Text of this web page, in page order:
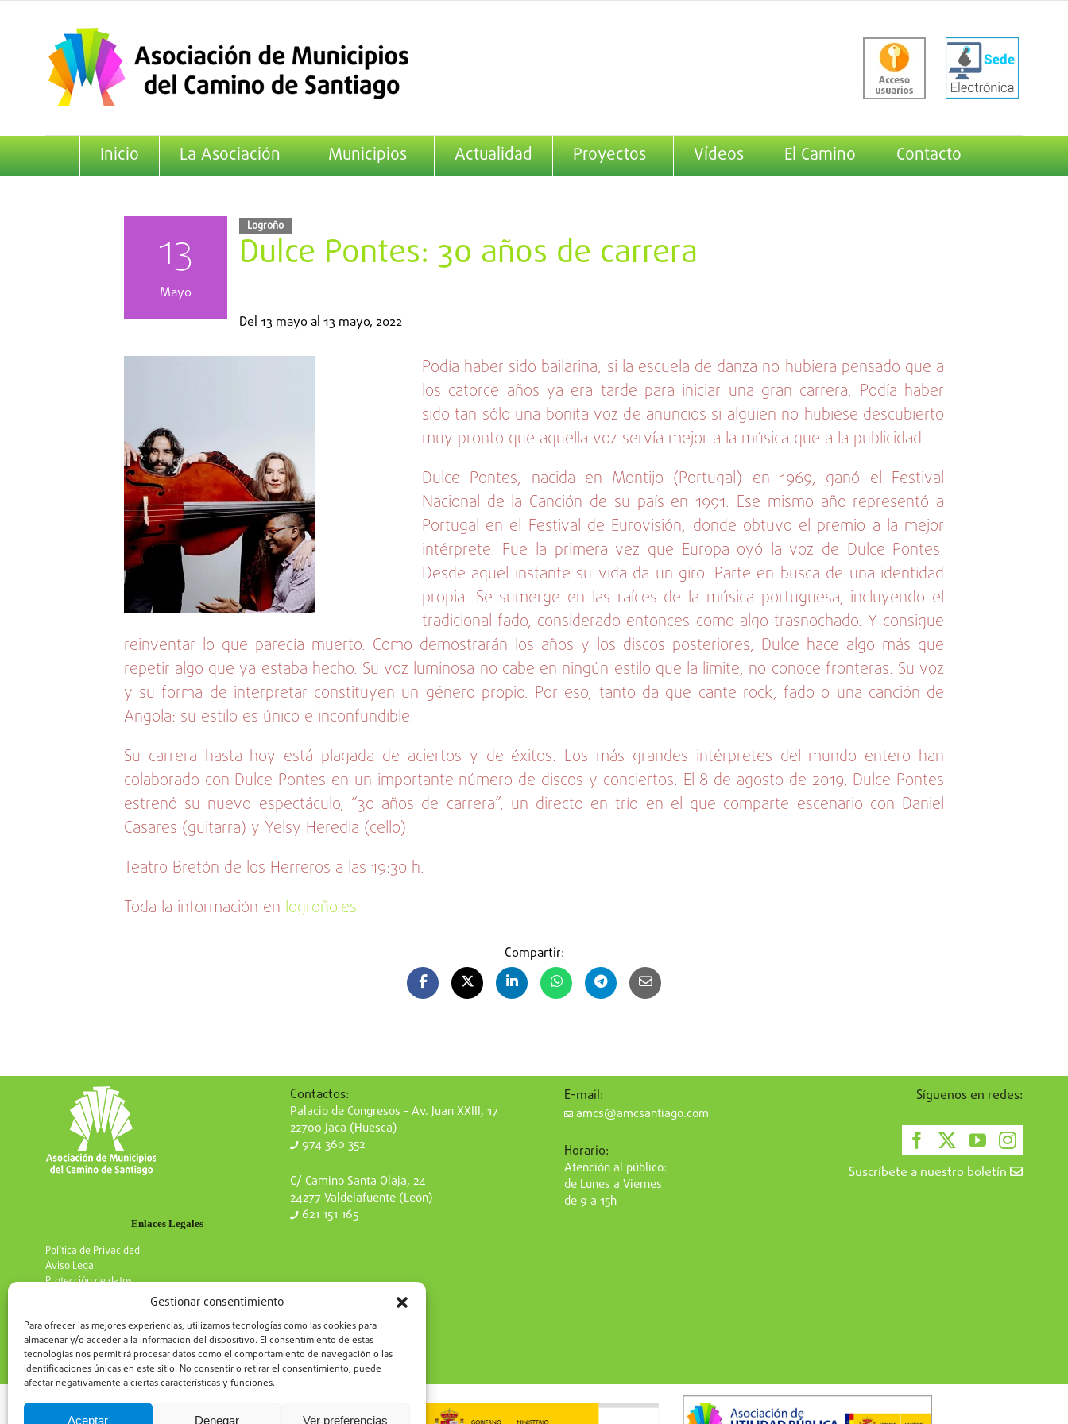
Gestionar consentimiento
Para ofrecer las mejores experiencias, utilizamos tecnologías como las cookies para
almacenar y/o acceder a la información del dispositivo. El consentimiento de estas
tecnologías nos permitirá procesar datos como el comportamiento de navegación o las
identificaciones únicas en este sitio. No consentir o retirar el consentimiento, puede
afectar negativamente a ciertas características y funciones.
Aceptar Denegar Ver preferencias
contenido
Inicio La Asociación Municipios Actualidad Proyectos Vídeos El Camino Contacto
13
Mayo
Logroño
Dulce Pontes: 30 años de carrera
Del 13 mayo al 13 mayo, 2022
Podía haber sido bailarina, si la escuela de danza no hubiera pensado que a
los catorce años ya era tarde para iniciar una gran carrera. Podía haber
sido tan sólo una bonita voz de anuncios si alguien no hubiese descubierto
muy pronto que aquella voz servía mejor a la música que a la publicidad.
Dulce Pontes, nacida en Montijo (Portugal) en 1969, ganó el Festival
Nacional de la Canción de su país en 1991. Ese mismo año representó a
Portugal en el Festival de Eurovisión, donde obtuvo el premio a la mejor
intérprete. Fue la primera vez que Europa oyó la voz de Dulce Pontes.
Desde aquel instante su vida da un giro. Parte en busca de una identidad
propia. Se sumerge en las raíces de la música portuguesa, incluyendo el
tradicional fado, considerado entonces como algo trasnochado. Y consigue
reinventar lo que parecía muerto. Como demostrarán los años y los discos posteriores, Dulce hace algo más que
repetir algo que ya estaba hecho. Su voz luminosa no cabe en ningún estilo que la limite, no conoce fronteras. Su voz
y su forma de interpretar constituyen un género propio. Por eso, tanto da que cante rock, fado o una canción de
Angola: su estilo es único e inconfundible.
Su carrera hasta hoy está plagada de aciertos y de éxitos. Los más grandes intérpretes del mundo entero han
colaborado con Dulce Pontes en un importante número de discos y conciertos. El 8 de agosto de 2019, Dulce Pontes
estrenó su nuevo espectáculo, “30 años de carrera”, un directo en trío en el que comparte escenario con Daniel
Casares (guitarra) y Yelsy Heredia (cello).
Teatro Bretón de los Herreros a las 19:30 h.
Toda la información en logroño.es
Compartir:
Enlaces Legales
Política de Privacidad
Aviso Legal
Protección de datos
Contactos:
Palacio de Congresos – Av. Juan XXIII, 17
22700 Jaca (Huesca)
974 360 352
C/ Camino Santa Olaja, 24
24277 Valdelafuente (León)
621 151 165
E-mail:
amcs@amcsantiago.com
Horario:
Atención al público:
de Lunes a Viernes
de 9 a 15h
Síguenos en redes:
Suscríbete a nuestro boletín